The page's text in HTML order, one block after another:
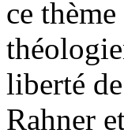
ce
liberté
Rahner